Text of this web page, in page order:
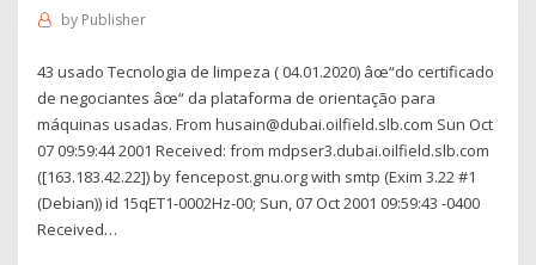
by Publisher
43 usado Tecnologia de limpeza ( 04.01.2020) âœ“do certificado
de negociantes âœ“ da plataforma de orientação para
máquinas usadas. From husain@dubai.oilfield.slb.com Sun Oct
07 09:59:44 2001 Received: from mdpser3.dubai.oilfield.slb.com
([163.183.42.22]) by fencepost.gnu.org with smtp (Exim 3.22 #1
(Debian)) id 15qET1-0002Hz-00; Sun, 07 Oct 2001 09:59:43 -0400
Received…